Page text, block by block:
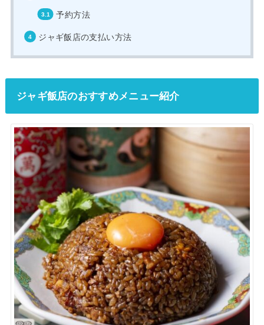
予約方法
ジャギ飯店の支払い方法
ジャギ飯店のおすすめメニュー紹介